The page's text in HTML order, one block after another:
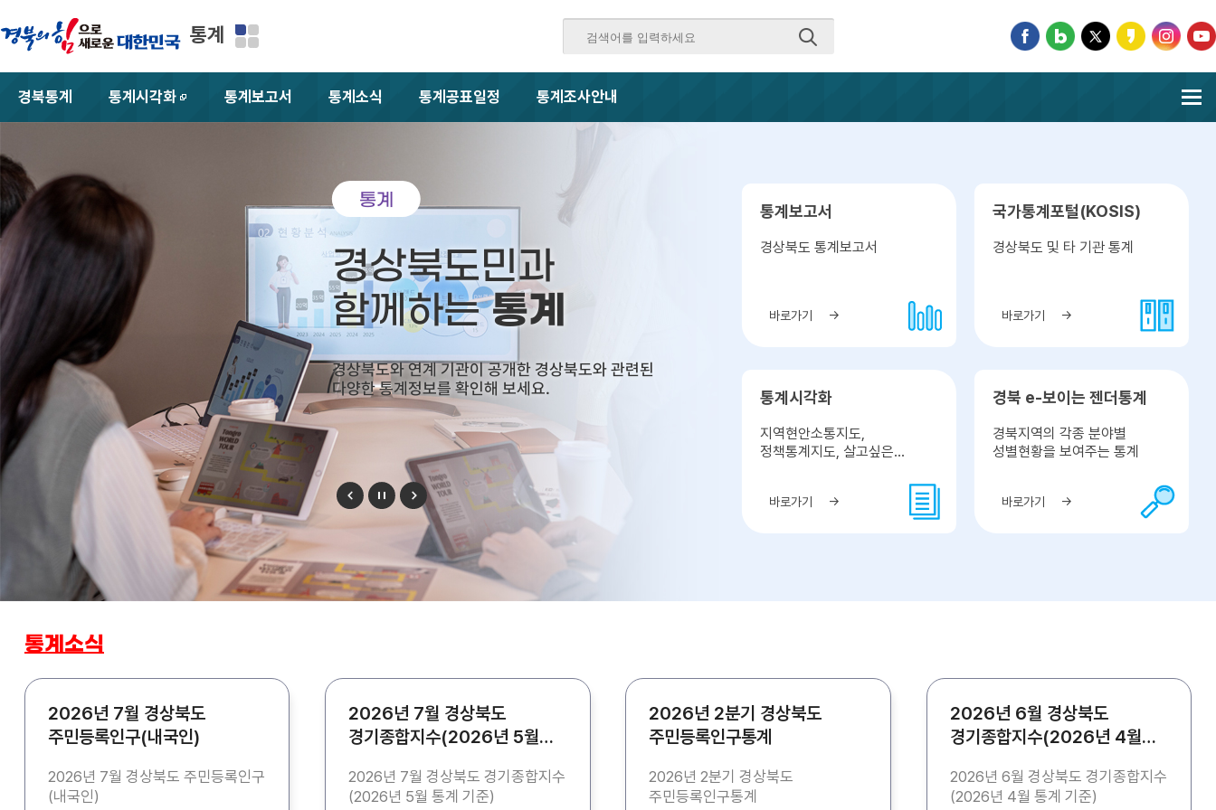
통계
경북통계
통계시각화
새창
통계보고서 통계소식 통계공표일정 통계조사안내
통계
경상북도민과
함께하는통계
경상북도와 연계 기관이 공개한 경상북도와 관련된
다양한 통계정보를 확인해 보세요.
통계보고서
경상북도 통계보고서
바로가기
국가통계포털(KOSIS)
경상북도 및 타 기관 통계
바로가기
통계시각화
지역현안소통지도,
정책통계지도, 살고싶은
바로가기
경북 e-보이는 젠더통계
경북지역의 각종 분야별
성별현황을 보여주는 통계
바로가기
통계소식
2026년 7월 경상북도
주민등록인구(내국인)
2026년 7월 경상북도 주민등록인구
(내국인)
2026년 7월 경상북도
경기종합지수(2026년 5월
2026년 7월 경상북도 경기종합지수
(2026년 5월 통계 기준)
2026년 2분기 경상북도
주민등록인구통계
2026년 2분기 경상북도
주민등록인구통계
2026년 6월 경상북도
경기종합지수(2026년 4월
2026년 6월 경상북도 경기종합지수
(2026년 4월 통계 기준)